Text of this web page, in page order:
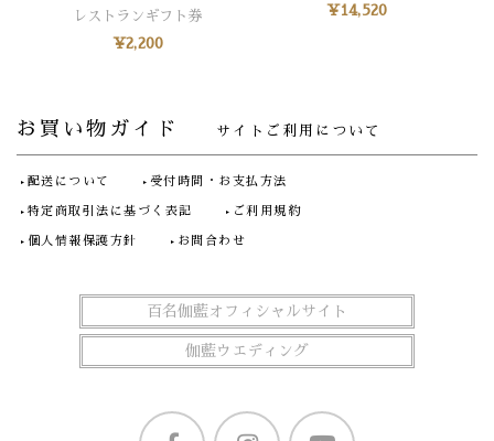
レストランギフト券
¥2,200
¥14,520
お買い物ガイド サイトご利用について
配送について 受付時間・お支払方法
特定商取引法に基づく表記 ご利用規約
個人情報保護方針 お問合わせ
百名伽藍オフィシャルサイト
伽藍ウエディング